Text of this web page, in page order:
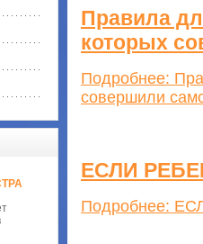
Правила
которых
Подробнее:
совершили
ЕСЛИ
Подробнее: